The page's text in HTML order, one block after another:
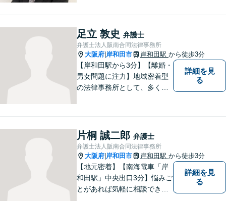
分無料です。
足立 敦史 弁護士
弁護士法人阪南合同法律事務所
大阪府 岸和田市 岸和田駅 から徒歩3分
【岸和田駅から3分】【離婚・
男女問題に注力】地域密着型
の法律事務所として、多くの
い幅広い対応体制で、真摯に
サポートさせていただきま
す。
詳細を見
る
片桐 誠二郎 弁護士
弁護士法人阪南合同法律事務所
大阪府 岸和田市 岸和田駅 から徒歩3分
【地元密着】【南海電車「岸
和田駅」中央出口3分】悩みご
とがあれば気軽に相談でき
詳細を見
る